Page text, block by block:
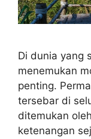
Di dunia yang
menemukan
penting.
tersebar di
ditemukan
ketenangan